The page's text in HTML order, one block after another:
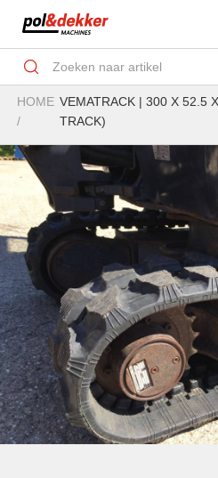
Aanbouwdelen Minigraver-Graven/
HOME
/
VEMATRACK | 300 X 52.5
TRACK)